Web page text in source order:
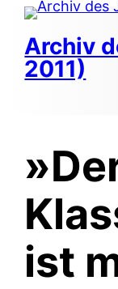
Zum
Inhalt
springen
Archiv
2011)
ist